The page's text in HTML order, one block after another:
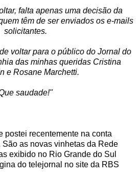
falta apenas uma decisão da
têm de ser enviados os e-mails
solicitantes.
voltar para o público do Jornal do
das minhas queridas Cristina
e Rosane Marchetti.
saudade!"
postei recentemente na conta
São as novas vinhetas da Rede
exibido no Rio Grande do Sul
do telejornal no site da RBS